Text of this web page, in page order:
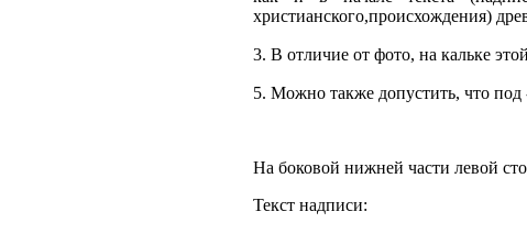
христианского,происхождения)
3. В отличие от фото, на кальке
5. Можно также допустить, что
На боковой нижней части левой
Текст надписи: